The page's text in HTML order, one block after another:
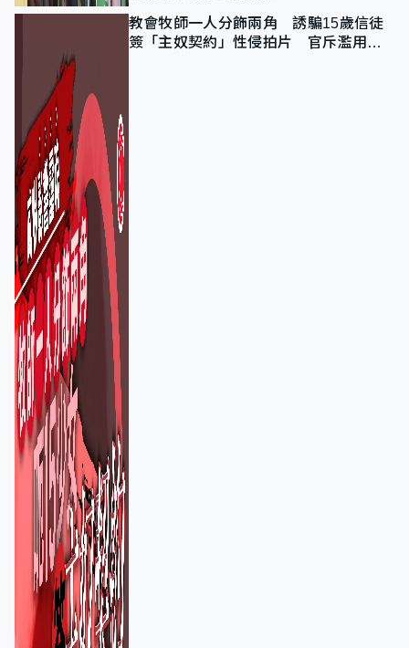
教會牧師一人分飾兩角 誘騙15歲信徒
簽「主奴契約」性侵拍片 官斥濫用教